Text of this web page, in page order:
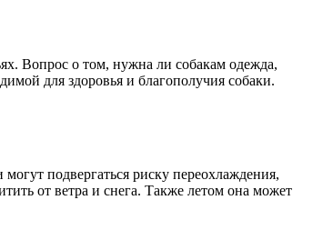
Вопрос о том, нужна ли собакам одежда,
для здоровья и благополучия собаки.
подвергаться риску переохлаждения,
от ветра и снега. Также летом она может